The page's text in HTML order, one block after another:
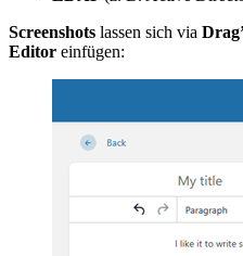
Screenshots lassen sich via
Editor einfügen: